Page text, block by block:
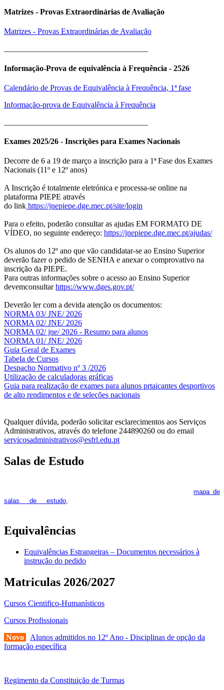
Matrizes - Provas Extraordinárias de Avaliação
Matrizes - Provas Extraordinárias de Avaliação
Informação-Prova de equivalência à Frequência - 2526
Calendário de Provas de Equivalência à Frequência, 1ª fase
Informação-prova de Equivalência à Frequência
Exames 2025/26 - Inscrições para Exames Nacionais
Decorre de 6 a 19 de março a inscrição para a 1ª Fase dos Exames
Nacionais (11º e 12º anos)
A Inscrição é totalmente eletrónica e processa-se online na
plataforma PIEPE através
do link https://jnepiepe.dge.mec.pt/site/login
Para o efeito, poderão consultar as ajudas EM FORMATO DE
VÍDEO, no seguinte endereço: https://jnepiepe.dge.mec.pt/ajudas/
Os alunos do 12º ano que vão candidatar-se ao Ensino Superior
deverão fazer o pedido de SENHA e anexar o comprovativo na
inscrição da PIEPE.
Para outras informações sobre o acesso ao Ensino Superior
devemconsultarhttps://www.dges.gov.pt/
Deverão ler com a devida atenção os documentos:
NORMA 03/ JNE/ 2026
NORMA 02/ JNE/ 2026
NORMA 02/ jne/ 2026 - Resumo para alunos
NORMA 01/ JNE/ 2026
Guia Geral de Exames
Tabela de Cursos
Despacho Normativo nº 3 /2026
Utilização de calculadoras gráficas
Guia para realização de exames para alunos prtaicantes desportivos
de alto rendimentos e de seleções nacionais
Qualquer dúvida, poderão solicitar esclarecimentos aos Serviços
Administrativos, através do telefone 244890260 ou do email
servicosadministrativos@esfrl.edu.pt
Salas de Estudo
mapa de
salas de estudo,
Equivalências
Equivalências Estrangeiras – Documentos necessários à
instrução do pedido
Matriculas 2026/2027
Cursos Cientifico-Humanísticos
Cursos Profissionais
Novo
Alunos admitidos no 12º Ano - Disciplinas de opção da
formação específica
Regimento da Constituição de Turmas